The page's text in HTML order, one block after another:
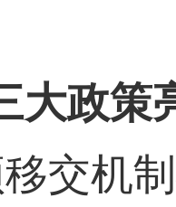
大政策
交机